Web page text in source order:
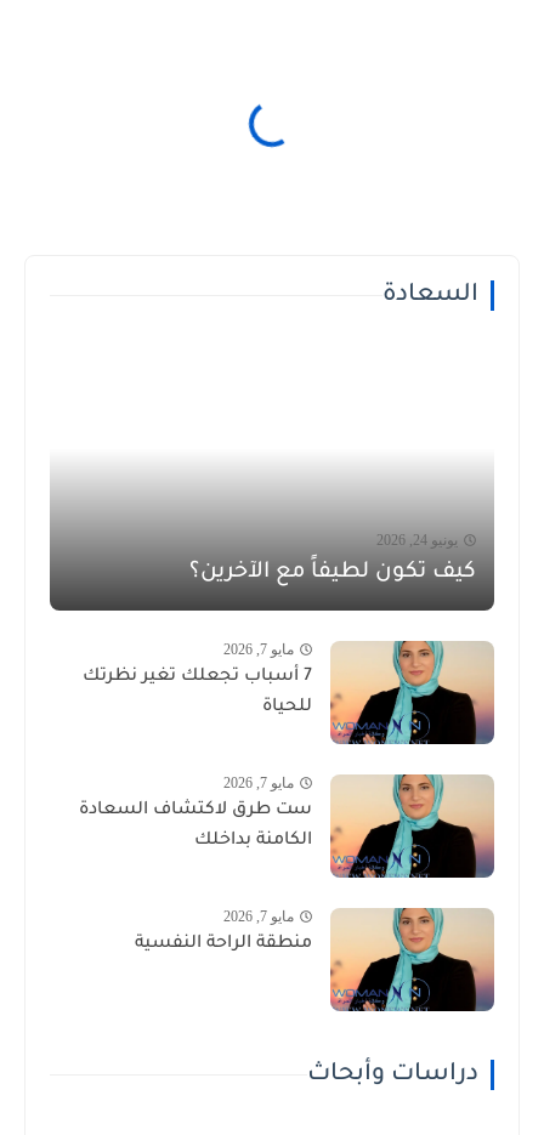
السعادة
يونيو 24, 2026
كيف تكون لطيفاً مع الآخرين؟
مايو 7, 2026
7 أسباب تجعلك تغير نظرتك
للحياة
مايو 7, 2026
ست طرق لاكتشاف السعادة
الكامنة بداخلك
مايو 7, 2026
منطقة الراحة النفسية
دراسات وأبحاث